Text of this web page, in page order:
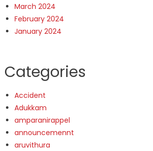
March 2024
February 2024
January 2024
Categories
Accident
Adukkam
amparanirappel
announcemennt
aruvithura